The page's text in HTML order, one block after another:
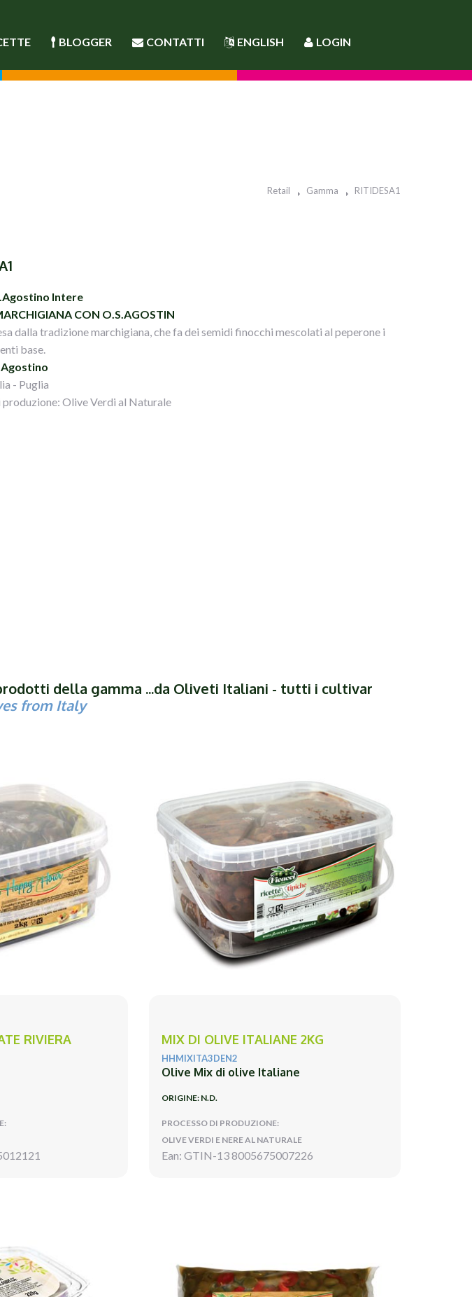
BLOGGER CONTATTI ENGLISH LOGIN
Retail Gamma RITIDESA1
Intere
CON O.S.AGOSTIN
dalla tradizione marchigiana, che fa dei semidi finocchi mescolati al peperone i
base.
- Puglia
produzione: Olive Verdi al Naturale
della gamma ...da Oliveti Italiani - tutti i cultivar
from Italy
RIVIERA MIX DI OLIVE ITALIANE 2KG
HHMIXITA3DEN2
Olive Mix di olive Italiane
ORIGINE: N.D.
PROCESSO DI PRODUZIONE:
OLIVE VERDI E NERE AL NATURALE
Ean: GTIN-13 8005675007226